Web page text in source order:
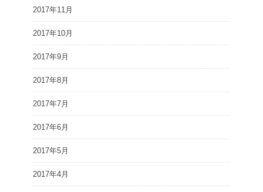
2017年11月
2017年10月
2017年9月
2017年8月
2017年7月
2017年6月
2017年5月
2017年4月